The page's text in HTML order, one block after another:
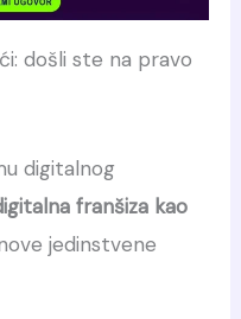
došli ste na pravo
digitalnog
franšiza kao
jedinstvene